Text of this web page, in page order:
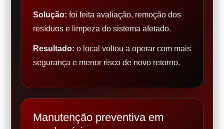
Solução: foi feita avaliação, remoção dos
resíduos e limpeza do sistema afetado.
Resultado: o local voltou a operar com mais
segurança e menor risco de novo retorno.
Manutenção preventiva em